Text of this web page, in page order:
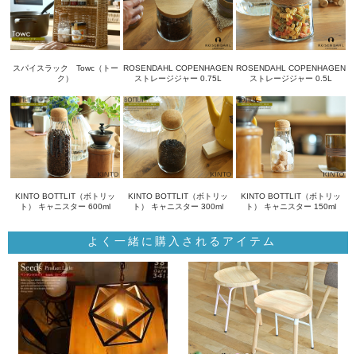
スパイスラック Towc（トー
ク）
ROSENDAHL COPENHAGEN
ストレージジャー 0.75L
ROSENDAHL COPENHAGEN
ストレージジャー 0.5L
KINTO BOTTLIT（ボトリッ
ト） キャニスター 600ml
KINTO BOTTLIT（ボトリッ
ト） キャニスター 300ml
KINTO BOTTLIT（ボトリッ
ト） キャニスター 150ml
よく一緒に購入されるアイテム